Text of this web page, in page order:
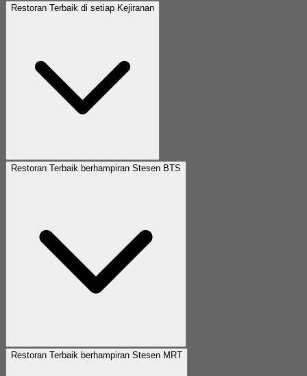
Restoran Terbaik di setiap Kejiranan
Restoran Terbaik berhampiran Stesen BTS
Restoran Terbaik berhampiran Stesen MRT